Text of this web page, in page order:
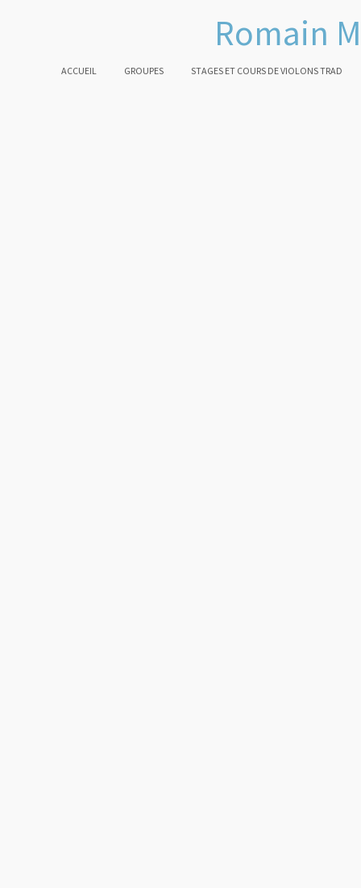
Romain
ACCUEIL GROUPES STAGES ET COURS DE VIOLONS TRAD